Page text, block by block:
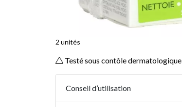
2 unités
Testé sous contôle dermatologique
Conseil d’utilisation